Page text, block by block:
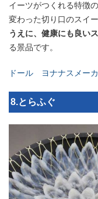
イーツがつくれる特徴
変わった切り口のスイ
うえに、健康にも良い
る景品です。
ドール ヨナナスメー
8.とらふぐ